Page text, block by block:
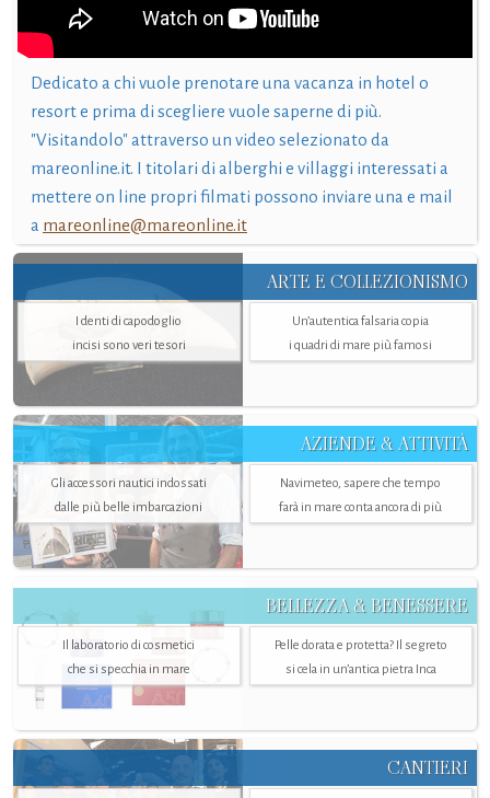
Dedicato a chi vuole prenotare una vacanza in hotel o
resort e prima di scegliere vuole saperne di più.
"Visitandolo" attraverso un video selezionato da
mareonline.it. I titolari di alberghi e villaggi interessati a
mettere on line propri filmati possono inviare una e mail
a mareonline@mareonline.it
ARTE E COLLEZIONISMO
I denti di capodoglio
incisi sono veri tesori
Un’autentica falsaria copia
i quadri di mare più famosi
AZIENDE & ATTIVITÀ
Gli accessori nautici indossati
dalle più belle imbarcazioni
Navimeteo, sapere che tempo
farà in mare conta ancora di più
BELLEZZA & BENESSERE
Il laboratorio di cosmetici
che si specchia in mare
Pelle dorata e protetta? Il segreto
si cela in un’antica pietra Inca
CANTIERI